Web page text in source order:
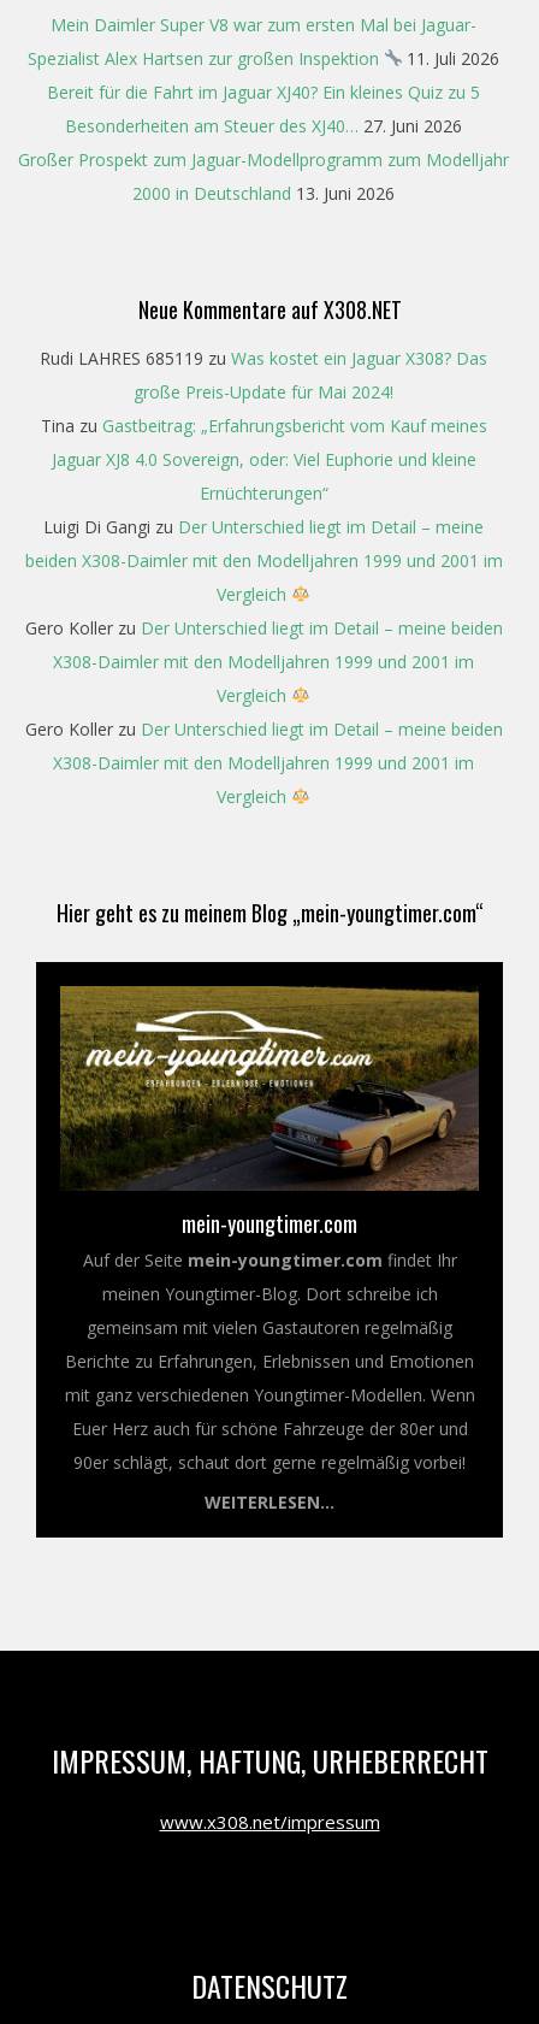
Mein Daimler Super V8 war zum ersten Mal bei Jaguar-
Spezialist Alex Hartsen zur großen Inspektion
11. Juli 2026
Bereit für die Fahrt im Jaguar XJ40? Ein kleines Quiz zu 5
Besonderheiten am Steuer des XJ40… 27. Juni 2026
Großer Prospekt zum Jaguar-Modellprogramm zum Modelljahr
2000 in Deutschland 13. Juni 2026
Neue Kommentare auf X308.NET
Rudi LAHRES 685119 zu Was kostet ein Jaguar X308? Das
große Preis-Update für Mai 2024!
Tina zu Gastbeitrag: „Erfahrungsbericht vom Kauf meines
Jaguar XJ8 4.0 Sovereign, oder: Viel Euphorie und kleine
Ernüchterungen“
Luigi Di Gangi zu Der Unterschied liegt im Detail – meine
beiden X308-Daimler mit den Modelljahren 1999 und 2001 im
Vergleich
Gero Kollerzu Der Unterschied liegt im Detail – meine beiden
X308-Daimler mit den Modelljahren 1999 und 2001 im
Vergleich
Gero Kollerzu Der Unterschied liegt im Detail – meine beiden
X308-Daimler mit den Modelljahren 1999 und 2001 im
Vergleich
Hier geht es zu meinem Blog „mein-youngtimer.com“
mein-youngtimer.com
Auf der Seite mein-youngtimer.com findet Ihr
meinen Youngtimer-Blog. Dort schreibe ich
gemeinsam mit vielen Gastautoren regelmäßig
Berichte zu Erfahrungen, Erlebnissen und Emotionen
mit ganz verschiedenen Youngtimer-Modellen. Wenn
Euer Herz auch für schöne Fahrzeuge der 80er und
90er schlägt, schaut dort gerne regelmäßig vorbei!
WEITERLESEN...
IMPRESSUM, HAFTUNG, URHEBERRECHT
www.x308.net/impressum
DATENSCHUTZ